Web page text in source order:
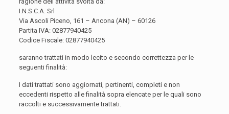
I.N.S.C.A. Srl
Via Ascoli Piceno, 161 – Ancona (AN) – 60126
Partita IVA: 02877940425
Codice Fiscale: 02877940425
saranno trattati in modo lecito e secondo correttezza per le
seguenti finalità:
I dati trattati sono aggiornati, pertinenti, completi e non
eccedenti rispetto alle finalità sopra elencate per le quali sono
raccolti e successivamente trattati.